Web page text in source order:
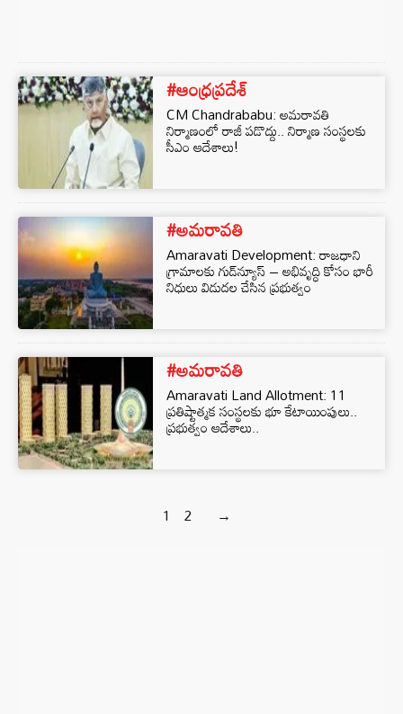
#ఆంధ్రప్రదేశ్
CM Chandrababu: అమరావతి
నిర్మాణంలో రాజీ పడొద్దు.. నిర్మాణ సంస్థలకు
సీఎం ఆదేశాలు!
#అమరావతి
Amaravati Development: రాజధాని
గ్రామాలకు గుడ్‌న్యూస్‌ – అభివృద్ధి కోసం భారీ
నిధులు విడుదల చేసిన ప్రభుత్వం
#అమరావతి
Amaravati Land Allotment: 11
ప్రతిష్టాత్మక సంస్థలకు భూ కేటాయింపులు..
ప్రభుత్వం ఆదేశాలు..
1 2 →